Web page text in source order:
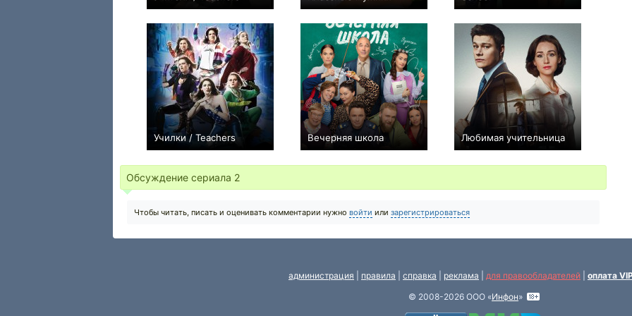
+1 6 19 0 8 43 0 0 1
Училки / Teachers
+42 46 131
Вечерняя школа
+37 16 765
Любимая учительница
+115 8 941
Обсуждение сериала 2
Чтобы читать, писать и оценивать комментарии нужно войти или зарегистрироваться
администрация правила справка реклама для правообладателей оплата
© 2008-2026 ООО «Инфон»